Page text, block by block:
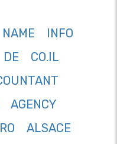
NAME
INFO
DE
CO.IL
AGENCY
ALSACE